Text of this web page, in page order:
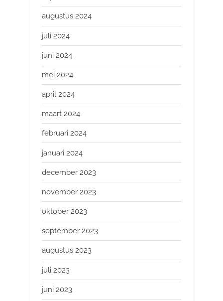
augustus 2024
juli 2024
juni 2024
mei 2024
april 2024
maart 2024
februari 2024
januari 2024
december 2023
november 2023
oktober 2023
september 2023
augustus 2023
juli 2023
juni 2023